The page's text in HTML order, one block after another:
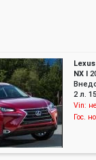
Lexus
NX I
2 л.
Vin:
Гос.